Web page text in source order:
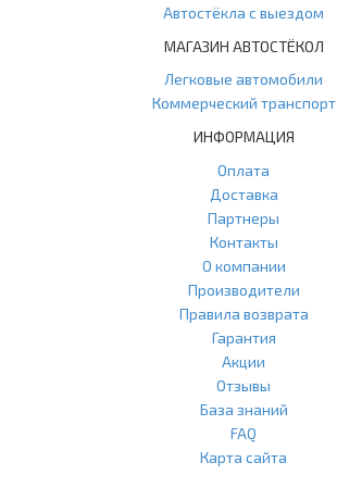
Автостёкла с выездом
МАГАЗИН АВТОСТЁКОЛ
Легковые автомобили
Коммерческий транспорт
ИНФОРМАЦИЯ
Оплата
Доставка
Партнеры
Контакты
О компании
Производители
Правила возврата
Гарантия
Акции
Отзывы
База знаний
FAQ
Карта сайта